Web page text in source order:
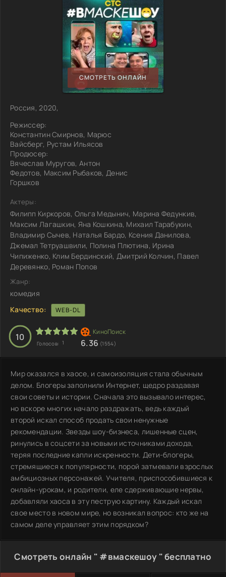
СМОТРЕТЬ ОНЛАЙН
Россия, 2020,
Режиссер:
Константин Смирнов, Марюс
Вайсберг, Рустам Ильясов
Продюсер:
Вячеслав Муругов, Антон
Федотов, Максим Рыбаков, Денис
Горшков
Актеры:
Филипп Киркоров, Ольга Медынич, Марина Федункив,
Максим Лагашкин, Яна Кошкина, Михаил Тарабукин,
Владимир Сычев, Наталья Бардо, Ксения Данилова,
Джемал Тетруашвили, Полина Плютина, Ирина
Чипиженко, Клим Бердинский, Дмитрий Колчин, Павел
Деревянко, Роман Попов
Жанр:
комедия
Качество:
WEB-DL
10
Голосов: 1 6.36 (1554)
Мир оказался в хаосе, и самоизоляция стала обычным
делом. Блогеры заполнили Интернет, щедро раздавая
свои советы и истории. Сначала это вызывало интерес,
но вскоре многих начало раздражать, ведь каждый
второй искал способ продать свои ненужные
рекомендации. Звезды шоу-бизнеса, лишенные сцен,
ринулись в соцсети за новыми источниками дохода,
теряя последние капли искренности. Дети-блогеры,
стремящиеся к популярности, порой затмевали взрослых
амбициозных персонажей. Учителя, приспособившиеся к
онлайн-урокам, и родители, еле сдерживающие нервы,
добавляли хаоса в эту пеструю картину. Каждый искал
свое место в новом мире, но возникал вопрос: кто же на
самом деле управляет этим порядком?
Смотреть онлайн " #вмаскешоу " бесплатно